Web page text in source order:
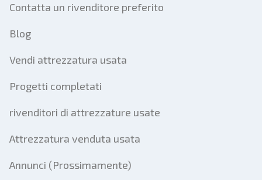
Contatta un rivenditore preferito
Blog
Vendi attrezzatura usata
Progetti completati
rivenditori di attrezzature usate
Attrezzatura venduta usata
Annunci (Prossimamente)